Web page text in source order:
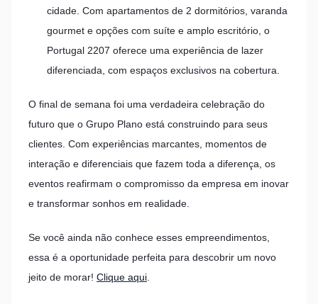
cidade. Com apartamentos de 2 dormitórios, varanda
gourmet e opções com suíte e amplo escritório, o
Portugal 2207 oferece uma experiência de lazer
diferenciada, com espaços exclusivos na cobertura.
O final de semana foi uma verdadeira celebração do
futuro que o Grupo Plano está construindo para seus
clientes. Com experiências marcantes, momentos de
interação e diferenciais que fazem toda a diferença, os
eventos reafirmam o compromisso da empresa em inovar
e transformar sonhos em realidade.
Se você ainda não conhece esses empreendimentos,
essa é a oportunidade perfeita para descobrir um novo
jeito de morar! Clique aqui